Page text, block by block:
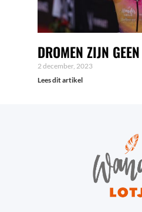
DROMEN ZIJN
2 december, 2023
Lees dit artikel